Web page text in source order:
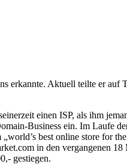
erkannte. Aktuell teilte er
einen ISP, als ihm
Business ein. Im Laufe
best online store for
in den vergangenen
gestiegen.